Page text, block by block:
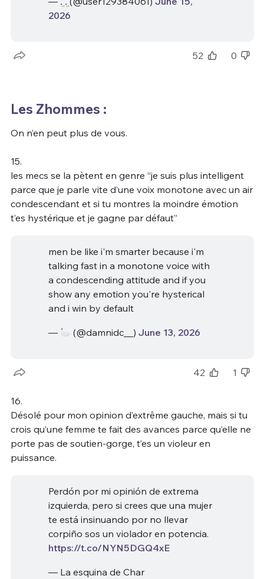
2026
52 0
Les Zhommes :
On n’en peut plus de vous.
15.
les mecs se la pètent en genre “je suis plus intelligent
parce que je parle vite d’une voix monotone avec un air
condescendant et si tu montres la moindre émotion
t’es hystérique et je gagne par défaut”
men be like i'm smarter because i'm
talking fast in a monotone voice with
a condescending attitude and if you
show any emotion you're hysterical
and i win by default
— (@damnidc__) June 13, 2026
42 1
16.
Désolé pour mon opinion d’extrême gauche, mais si tu
crois qu’une femme te fait des avances parce qu’elle ne
porte pas de soutien-gorge, t’es un violeur en
puissance.
Perdón por mi opinión de extrema
izquierda, pero si crees que una mujer
te está insinuando por no llevar
corpiño sos un violador en potencia.
https://t.co/NYN5DGQ4xE
— La esquina de Char